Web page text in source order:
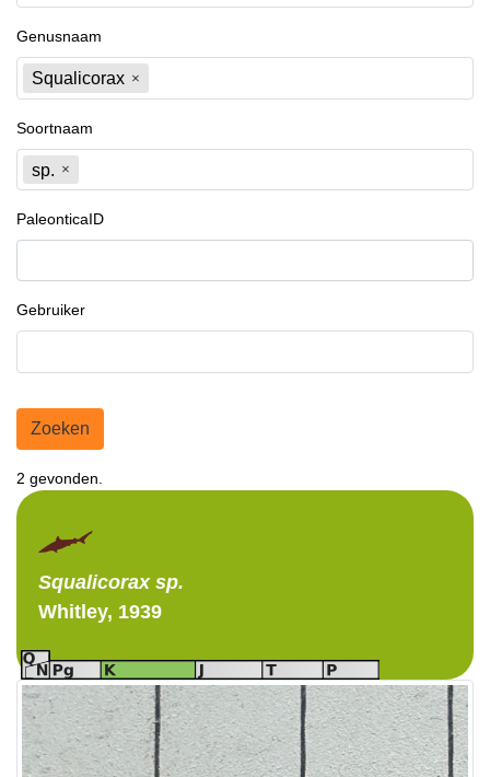
Genusnaam
Squalicorax
Soortnaam
sp.
PaleonticaID
Gebruiker
Zoeken
2 gevonden.
Squalicoraxsp.
Whitley, 1939